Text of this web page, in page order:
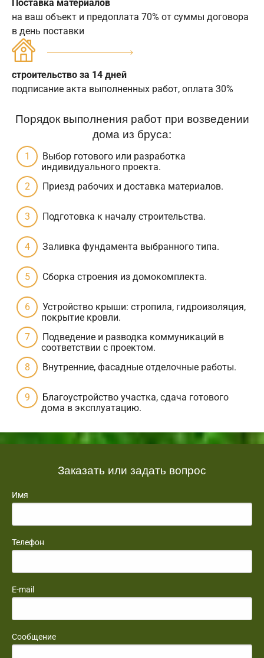
Поставка материалов
на ваш объект и предоплата 70% от суммы договора
в день поставки
строительство за 14 дней
подписание акта выполненных работ, оплата 30%
Порядок выполнения работ при возведении
дома из бруса:
Выбор готового или разработка
индивидуального проекта.
Приезд рабочих и доставка материалов.
Подготовка к началу строительства.
Заливка фундамента выбранного типа.
Сборка строения из домокомплекта.
Устройство крыши: стропила, гидроизоляция,
покрытие кровли.
Подведение и разводка коммуникаций в
соответствии с проектом.
Внутренние, фасадные отделочные работы.
Благоустройство участка, сдача готового
дома в эксплуатацию.
Заказать или задать вопрос
Имя
Телефон
E-mail
Сообщение